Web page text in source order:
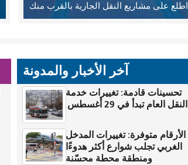
اطلع على مشاريع النقل الجارية بالقرب منك
آخر الأخبار والمدونة
تحسينات قادمة: تغييرات خدمة
النقل العام تبدأ في 29 أغسطس
الأرقام متوفرة: تغييرات المدخل
الغربي تجلب شوارع أكثر هدوءًا
ومنطقة محطة محسّنة